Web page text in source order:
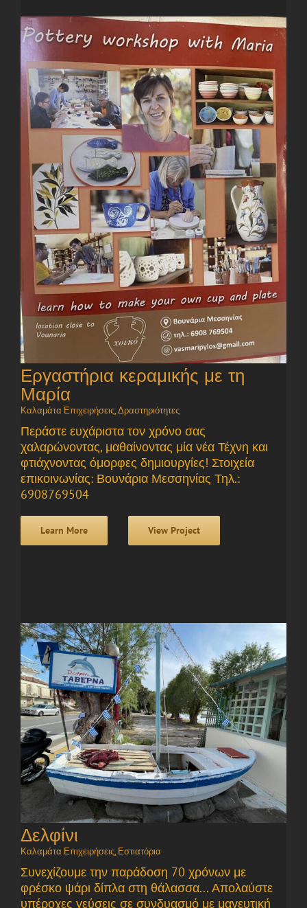
Εργαστήρια κεραμικής με τη
Μαρία
Καλαμάτα Επιχειρήσεις,Δραστηριότητες
Περάστε ευχάριστα τον χρόνο σας
χαλαρώνοντας, μαθαίνοντας μία νέα Τέχνη και
φτιάχνοντας όμορφες δημιουργίες! Στοιχεία
επικοινωνίας: Βουνάρια Μεσσηνίας Τηλ.:
6908769504
Learn More View Project
Δελφίνι
Καλαμάτα Επιχειρήσεις, Εστιατόρια
Συνεχίζουμε την παράδοση 70 χρόνων με
φρέσκο ψάρι δίπλα στη θάλασσα... Απολαύστε
υπέροχες γεύσεις σε συνδυασμό με μαγευτική